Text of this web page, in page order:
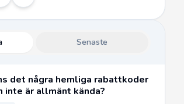
Senaste
det några hemliga rabattkoder
inte är allmänt kända?